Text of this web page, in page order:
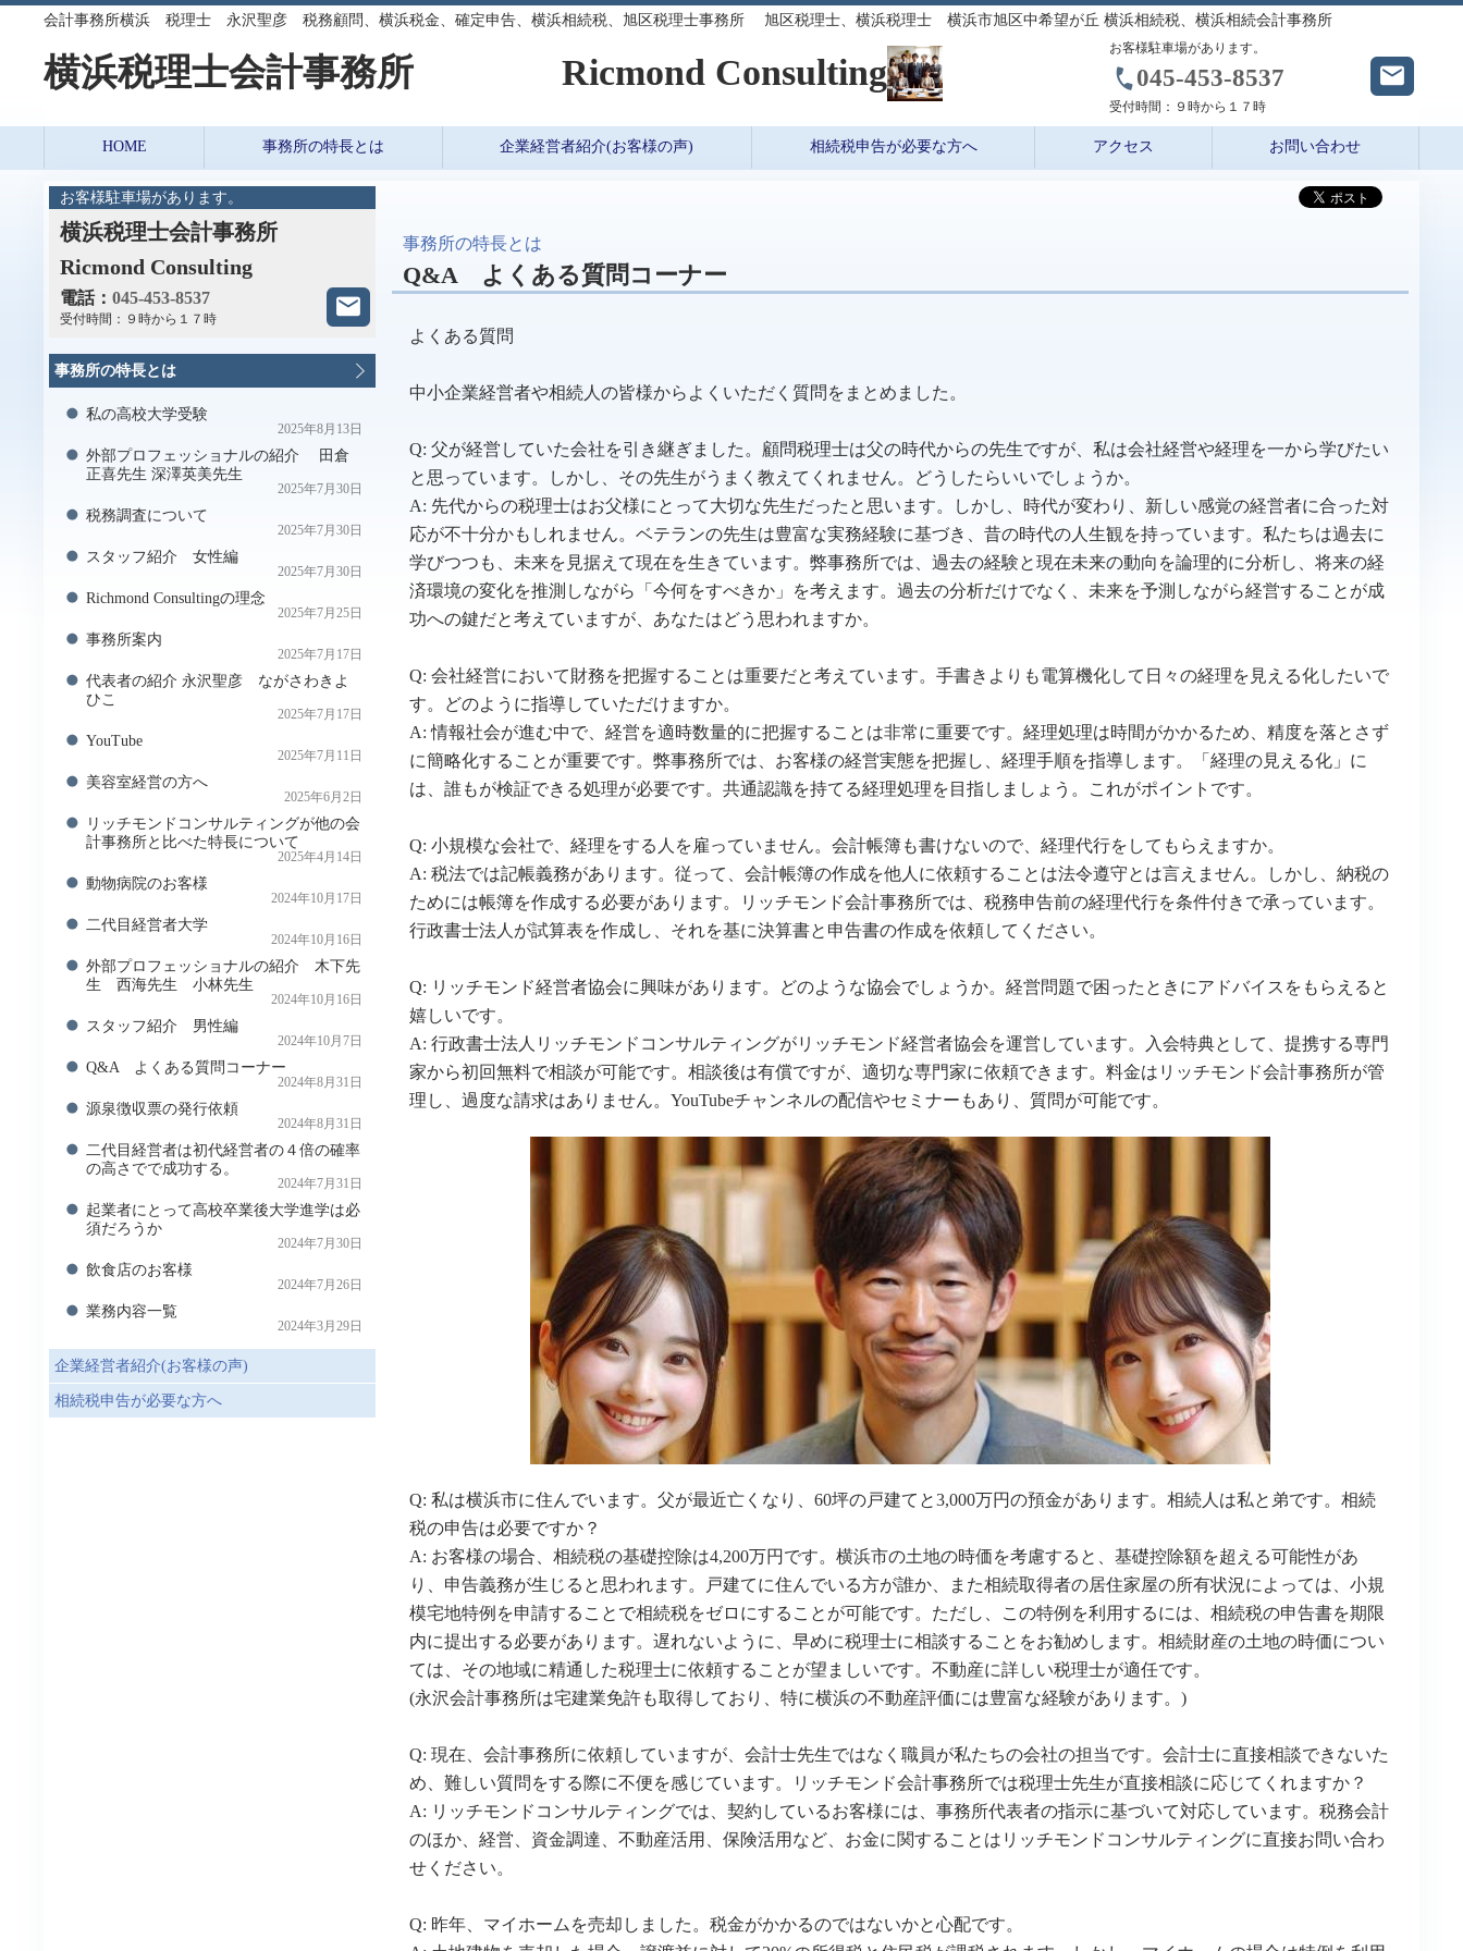
会計事務所横浜 税理士 永沢聖彦 税務顧問、横浜税金、確定申告、横浜相続税、旭区税理士事務所 旭区税理士、横浜税理士 横浜市旭区中希望が丘 横浜相続税、横浜相続会計事務所
横浜税理士会計事務所 Ricmond Consulting
お客様駐車場があります。
045-453-8537
受付時間： ９時から１７時
HOME 事務所の特長とは 企業経営者紹介(お客様の声) 相続税申告が必要な方へ アクセス お問い合わせ
事務所の特長とは
Q&A よくある質問コーナー
よくある質問
中小企業経営者や相続人の皆様からよくいただく質問をまとめました。
Q: 父が経営していた会社を引き継ぎました。顧問税理士は父の時代からの先生ですが、私は会社経営や経理を一から学びたい
と思っています。しかし、その先生がうまく教えてくれません。どうしたらいいでしょうか。
A: 先代からの税理士はお父様にとって大切な先生だったと思います。しかし、時代が変わり、新しい感覚の経営者に合った対
応が不十分かもしれません。ベテランの先生は豊富な実務経験に基づき、昔の時代の人生観を持っています。私たちは過去に
学びつつも、未来を見据えて現在を生きています。弊事務所では、過去の経験と現在未来の動向を論理的に分析し、将来の経
済環境の変化を推測しながら「今何をすべきか」を考えます。過去の分析だけでなく、未来を予測しながら経営することが成
功への鍵だと考えていますが、あなたはどう思われますか。
Q: 会社経営において財務を把握することは重要だと考えています。手書きよりも電算機化して日々の経理を見える化したいで
す。どのように指導していただけますか。
A: 情報社会が進む中で、経営を適時数量的に把握することは非常に重要です。経理処理は時間がかかるため、精度を落とさず
に簡略化することが重要です。弊事務所では、お客様の経営実態を把握し、経理手順を指導します。「経理の見える化」に
は、誰もが検証できる処理が必要です。共通認識を持てる経理処理を目指しましょう。これがポイントです。
Q: 小規模な会社で、経理をする人を雇っていません。会計帳簿も書けないので、経理代行をしてもらえますか。
A: 税法では記帳義務があります。従って、会計帳簿の作成を他人に依頼することは法令遵守とは言えません。しかし、納税の
ためには帳簿を作成する必要があります。リッチモンド会計事務所では、税務申告前の経理代行を条件付きで承っています。
行政書士法人が試算表を作成し、それを基に決算書と申告書の作成を依頼してください。
Q: リッチモンド経営者協会に興味があります。どのような協会でしょうか。経営問題で困ったときにアドバイスをもらえると
嬉しいです。
A: 行政書士法人リッチモンドコンサルティングがリッチモンド経営者協会を運営しています。入会特典として、提携する専門
家から初回無料で相談が可能です。相談後は有償ですが、適切な専門家に依頼できます。料金はリッチモンド会計事務所が管
理し、過度な請求はありません。YouTubeチャンネルの配信やセミナーもあり、質問が可能です。
Q: 私は横浜市に住んでいます。父が最近亡くなり、60坪の戸建てと3,000万円の預金があります。相続人は私と弟です。相続
税の申告は必要ですか？
A: お客様の場合、相続税の基礎控除は4,200万円です。横浜市の土地の時価を考慮すると、基礎控除額を超える可能性があ
り、申告義務が生じると思われます。戸建てに住んでいる方が誰か、また相続取得者の居住家屋の所有状況によっては、小規
模宅地特例を申請することで相続税をゼロにすることが可能です。ただし、この特例を利用するには、相続税の申告書を期限
内に提出する必要があります。遅れないように、早めに税理士に相談することをお勧めします。相続財産の土地の時価につい
ては、その地域に精通した税理士に依頼することが望ましいです。不動産に詳しい税理士が適任です。
(永沢会計事務所は宅建業免許も取得しており、特に横浜の不動産評価には豊富な経験があります。)
Q: 現在、会計事務所に依頼していますが、会計士先生ではなく職員が私たちの会社の担当です。会計士に直接相談できないた
め、難しい質問をする際に不便を感じています。リッチモンド会計事務所では税理士先生が直接相談に応じてくれますか？
A: リッチモンドコンサルティングでは、契約しているお客様には、事務所代表者の指示に基づいて対応しています。税務会計
のほか、経営、資金調達、不動産活用、保険活用など、お金に関することはリッチモンドコンサルティングに直接お問い合わ
せください。
Q: 昨年、マイホームを売却しました。税金がかかるのではないかと心配です。
お客様駐車場があります。
横浜税理士会計事務所
Ricmond Consulting
電話： 045-453-8537
受付時間： ９時から１７時
事務所の特長とは
私の高校大学受験
2025年8月13日
外部プロフェッショナルの紹介 田倉
正喜先生 深澤英美先生
2025年7月30日
税務調査について
2025年7月30日
スタッフ紹介 女性編
2025年7月30日
Richmond Consultingの理念
2025年7月25日
事務所案内
2025年7月17日
代表者の紹介 永沢聖彦 ながさわきよ
ひこ
2025年7月17日
YouTube
2025年7月11日
美容室経営の方へ
2025年6月2日
リッチモンドコンサルティングが他の会
計事務所と比べた特長について
2025年4月14日
動物病院のお客様
2024年10月17日
二代目経営者大学
2024年10月16日
外部プロフェッショナルの紹介 木下先
生 西海先生 小林先生
2024年10月16日
スタッフ紹介 男性編
2024年10月7日
Q&A よくある質問コーナー
2024年8月31日
源泉徴収票の発行依頼
2024年8月31日
二代目経営者は初代経営者の４倍の確率
の高さでで成功する。
2024年7月31日
起業者にとって高校卒業後大学進学は必
須だろうか
2024年7月30日
飲食店のお客様
2024年7月26日
業務内容一覧
2024年3月29日
企業経営者紹介(お客様の声)
相続税申告が必要な方へ